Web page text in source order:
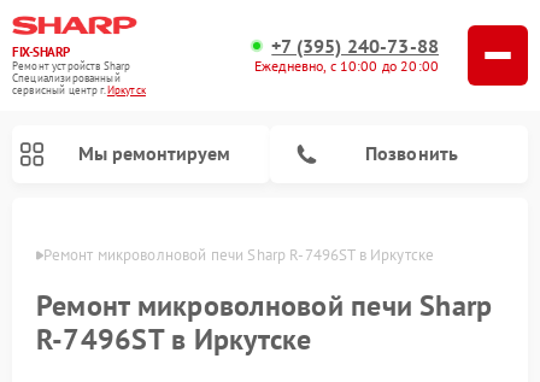
FIX-SHARP
Ремонт устройств Sharp
Специализированный
cервисный центр г.Иркутск
+7 (395) 240-73-88
Ежедневно, с 10:00 до 20:00
Мы ремонтируем Позвонить
Ремонт микроволновой печи Sharp R-7496ST в Иркутске
Ремонт микроволновой печи Sharp
R-7496ST в Иркутске